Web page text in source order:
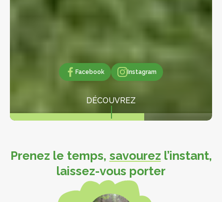
Facebook Instagram
Instagram
DÉCOUVREZ
Prenez le temps, savourez l’instant,
laissez-vous porter